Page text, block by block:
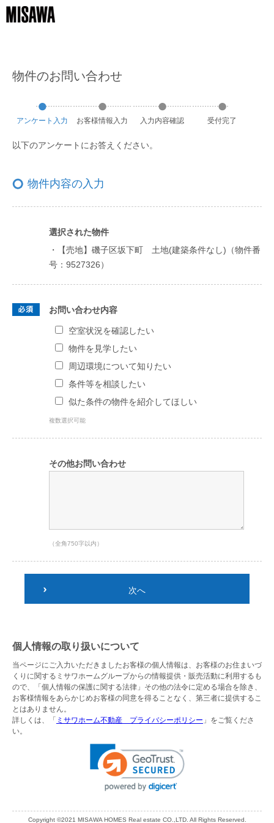
物件のお問い合わせ
アンケート 入力 お客様情報 入力 入力内容確認 受付完了
以下のアンケートにお答えください。
物件内容の入力
選択された物件
・【売地】磯子区坂下町 土地(建築条件なし)（物件番
号：9527326）
お問い合わせ内容
空室状況を確認したい
物件を見学したい
周辺環境について知りたい
条件等を相談したい
似た条件の物件を紹介してほしい
複数選択可能
その他お問い合わせ
（全角750字以内）
次へ
個人情報の取り扱いについて
当ページにご入力いただきましたお客様の個人情報は、お客様のお住まいづ
くりに関するミサワホームグループからの情報提供・販売活動に利用するも
ので、「個人情報の保護に関する法律」その他の法令に定める場合を除き、
お客様情報をあらかじめお客様の同意を得ることなく、第三者に提供するこ
とはありません。
詳しくは、「 ミサワホーム不動産 プライバシーポリシー 」をご覧くださ
い。
Copyright ©2021 MISAWA HOMES Real estate CO.,LTD. All Rights Reserved.